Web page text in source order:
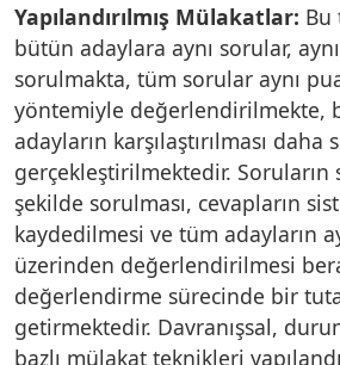
Yapılandırılmış Mülakatlar: Bu
bütün adaylara aynı sorular,
sorulmakta, tüm sorular aynı
yöntemiyle değerlendirilmekte,
adayların karşılaştırılması
gerçekleştirilmektedir.
şekilde sorulması, cevapların
kaydedilmesi ve tüm adayların
üzerinden değerlendirilmesi
değerlendirme sürecinde bir
getirmektedir. Davranışsal,
bazlı mülakat teknikleri